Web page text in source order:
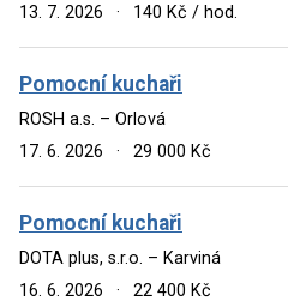
13. 7. 2026
· 140 Kč / hod.
Pomocní kuchaři
ROSH a.s. – Orlová
17. 6. 2026
· 29 000 Kč
Pomocní kuchaři
DOTA plus, s.r.o. – Karviná
16. 6. 2026
· 22 400 Kč